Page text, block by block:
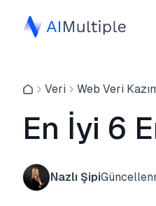
Veri Web Veri
En İyi 6
Nazlı Şipi